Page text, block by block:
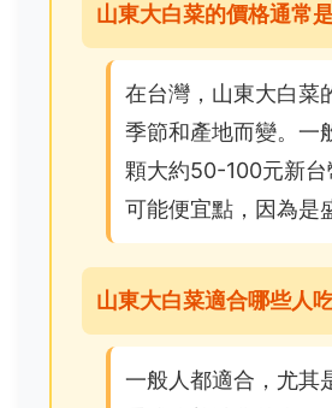
山東大白菜的價格通常
在台灣，山東大白菜
季節和產地而變。一
顆大約50-100元新
可能便宜點，因為是
山東大白菜適合哪些人
一般人都適合，尤其